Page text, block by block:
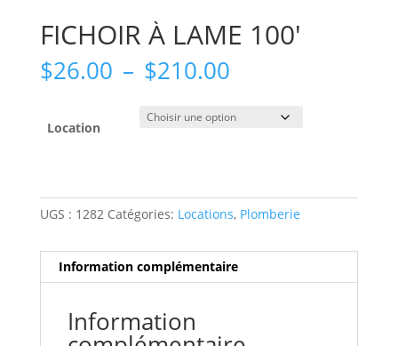
FICHOIR À LAME 100′
$26.00 – $210.00Plage
prix :
$26.00
Location
UGS : 1282 Catégories: Locations, Plomberie
Information complémentaire
Information